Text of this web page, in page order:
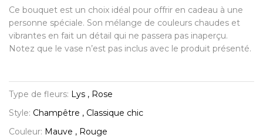
Ce bouquet est un choix idéal pour offrir en cadeau à une
personne spéciale. Son mélange de couleurs chaudes et
vibrantes en fait un détail qui ne passera pas inaperçu.
Notez que le vase n’est pas inclus avec le produit présenté.
Type de fleurs: Lys , Rose
Style: Champêtre , Classique chic
Couleur: Mauve , Rouge